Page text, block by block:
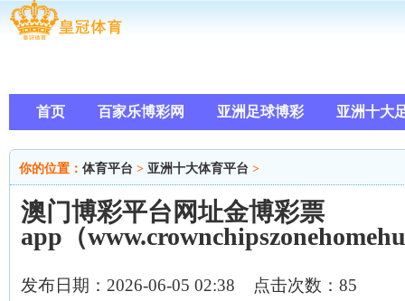
首页 百家乐博彩网 亚洲足球博彩 亚洲十大
亚洲十大体育平台 博彩平台网址大全 在线百家乐
你的位置： 体育平台 > 亚洲十大体育平台 >
澳门博彩平台网址金博彩票
app（
发布日期：2026-06-05 02:38 点击次数：85